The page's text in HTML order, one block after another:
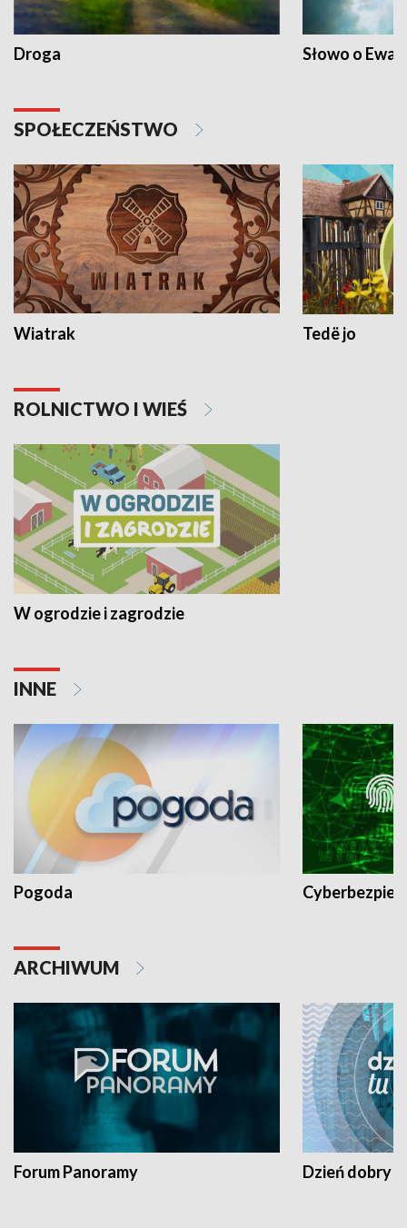
Droga Słowo o
SPOŁECZEŃSTWO
Wiatrak Tedë jo
ROLNICTWO I WIEŚ
W ogrodzie i zagrodzie
INNE
Pogoda
ARCHIWUM
Forum Panoramy Dzień dobry